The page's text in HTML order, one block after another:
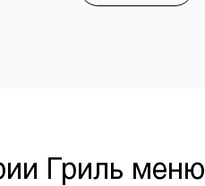
Гриль меню